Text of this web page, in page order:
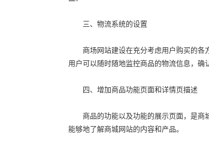
三、物流系统的设置
商场网站建设在充分考虑用户购买的各方
用户可以随时随地监控商品的物流信息，确
四、增加商品功能页面和详情页描述
商品的功能以及功能的展示页面，是商城
能够地了解商城网站的内容和产品。